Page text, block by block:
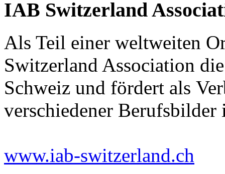
IAB Switzerland
Als Teil einer weltweiten
Switzerland Association
Schweiz und fördert als
verschiedener
www.iab-switzerland.ch